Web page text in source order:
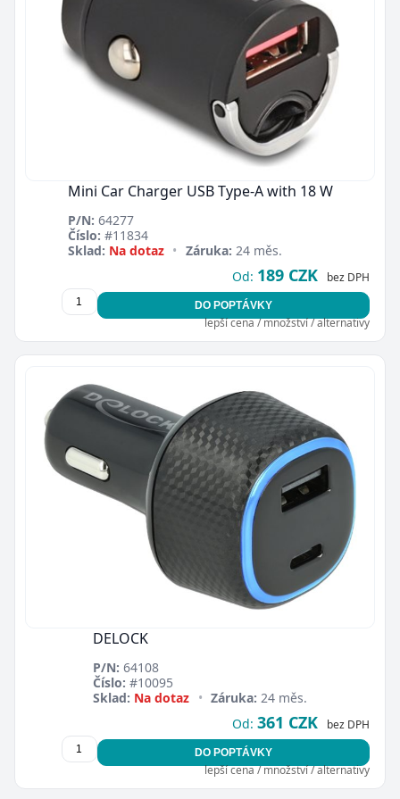
Mini Car Charger USB Type-A with 18 W
P/N: 64277
Číslo: #11834
Sklad: Na dotaz • Záruka: 24 měs.
Od: 189 CZK bez DPH
DO POPTÁVKY
lepší cena / množství / alternativy
DELOCK
P/N: 64108
Číslo: #10095
Sklad: Na dotaz • Záruka: 24 měs.
Od: 361 CZK bez DPH
DO POPTÁVKY
lepší cena / množství / alternativy